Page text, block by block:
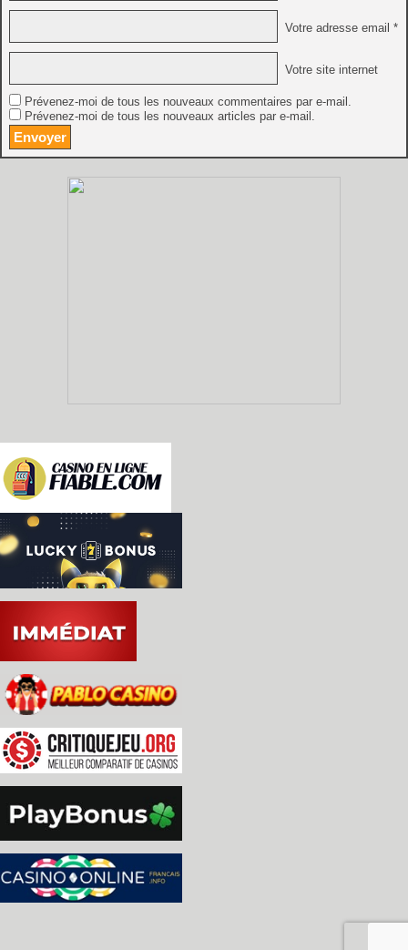
Votre adresse email *
Votre site internet
Prévenez-moi de tous les nouveaux commentaires par e-mail.
Prévenez-moi de tous les nouveaux articles par e-mail.